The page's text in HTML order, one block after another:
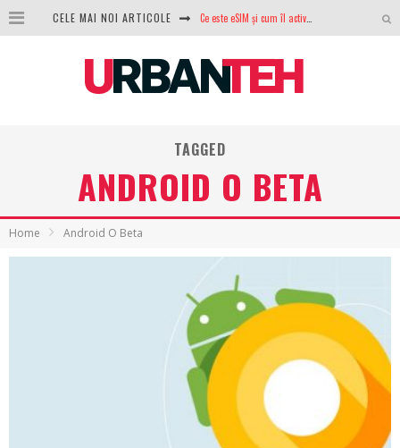
CELE MAI NOI ARTICOLE
100 GB de internet mobil gratuit de la Orange. Fără contract, fără acte și fără obligații
Analiza producției fotovoltaice în România – cât produce un sistem solar pe timp de iarnă?
TAGGED
ANDROID O BETA
Home Android O Beta